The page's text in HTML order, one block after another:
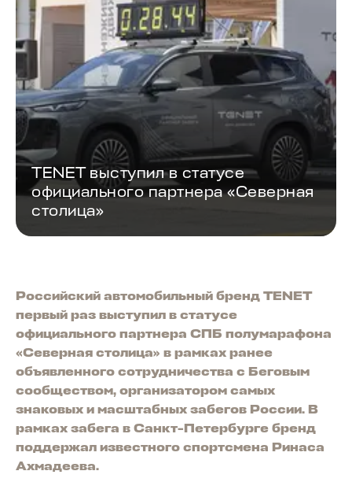
TENET выступил в статусе
официального партнера «Северная
столица»
Российский автомобильный бренд TENET
первый раз выступил в статусе
официального партнера СПБ полумарафона
«Северная столица» в рамках ранее
объявленного сотрудничества с Беговым
сообществом, организатором самых
знаковых и масштабных забегов России. В
рамках забега в Санкт-Петербурге бренд
поддержал известного спортсмена Ринаса
Ахмадеева.